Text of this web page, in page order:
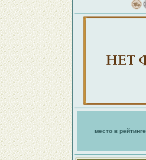
место в рейтинге